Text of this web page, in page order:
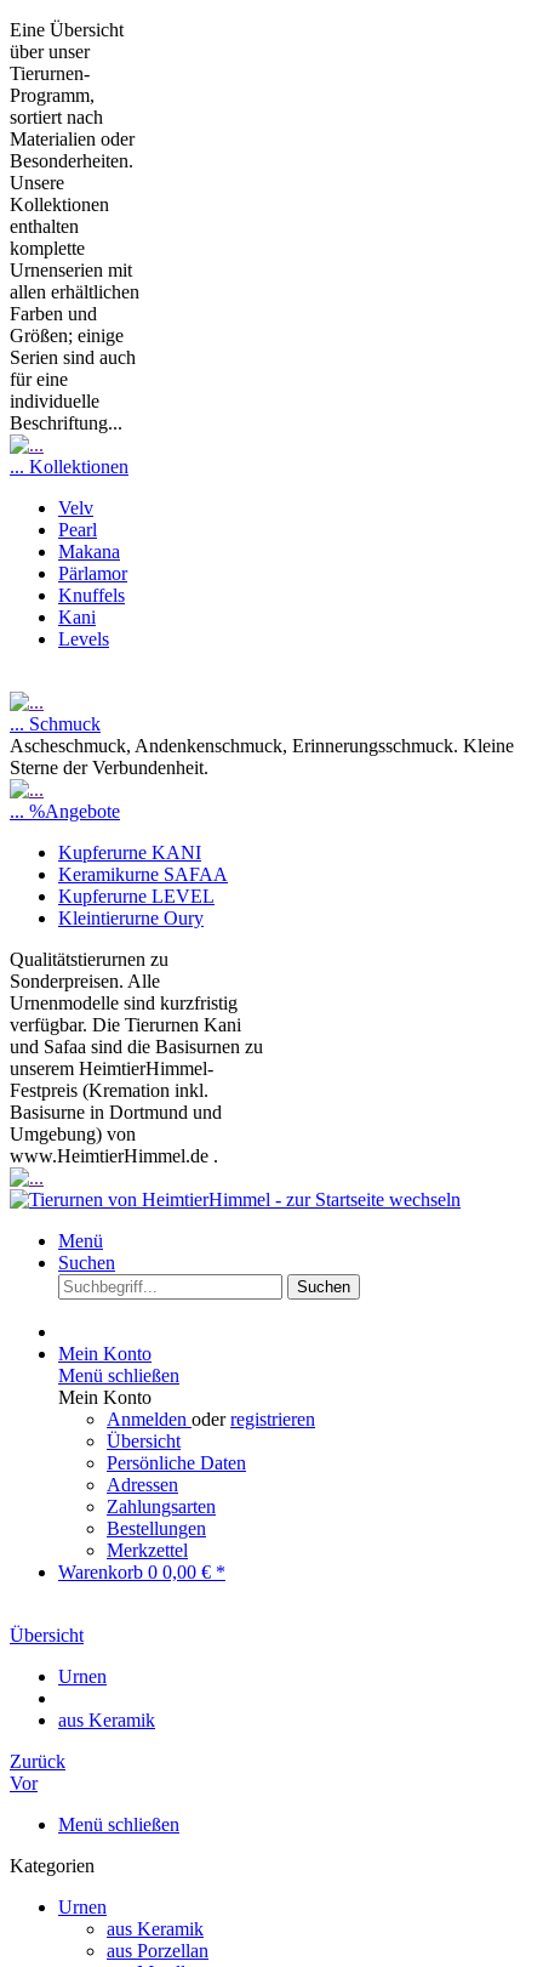
Eine Übersicht
über unser
Tierurnen-
Programm,
sortiert nach
Materialien oder
Besonderheiten.
Unsere
Kollektionen
enthalten
komplette
Urnenserien mit
allen erhältlichen
Farben und
Größen; einige
Serien sind auch
für eine
individuelle
Beschriftung...
... Kollektionen
Velv
Pearl
Makana
Pärlamor
Knuffels
Kani
Levels
... Schmuck
Ascheschmuck, Andenkenschmuck, Erinnerungsschmuck. Kleine
Sterne der Verbundenheit.
... %Angebote
Kupferurne KANI
Keramikurne SAFAA
Kupferurne LEVEL
Kleintierurne Oury
Qualitätstierurnen zu
Sonderpreisen. Alle
Urnenmodelle sind kurzfristig
verfügbar. Die Tierurnen Kani
und Safaa sind die Basisurnen zu
unserem HeimtierHimmel-
Festpreis (Kremation inkl.
Basisurne in Dortmund und
Umgebung) von
www.HeimtierHimmel.de .
Menü
Suchen
Suchen
Mein Konto
Menü schließen
Mein Konto
Anmelden oderregistrieren
Übersicht
Persönliche Daten
Adressen
Zahlungsarten
Bestellungen
Merkzettel
Warenkorb 0 0,00 € *
Übersicht
Urnen
aus Keramik
Zurück
Vor
Menü schließen
Kategorien
Urnen
aus Keramik
aus Porzellan